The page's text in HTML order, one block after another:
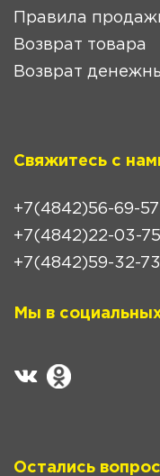
Правила
Возврат товара
Возврат
Свяжитесь с
+7(4842)56-69-57
+7(4842)22-03-75
+7(4842)59-32-73
Мы в
Остались